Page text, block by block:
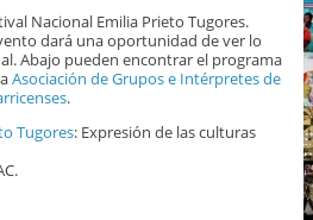
Nacional Emilia Prieto Tugores.
dará una oportunidad de ver lo
Abajo pueden encontrar el programa
Asociación de Grupos e Intérpretes de
.
Tugores: Expresión de las culturas